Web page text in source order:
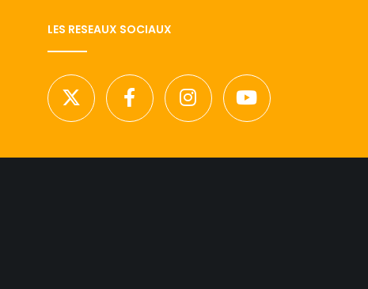
LES RESEAUX SOCIAUX